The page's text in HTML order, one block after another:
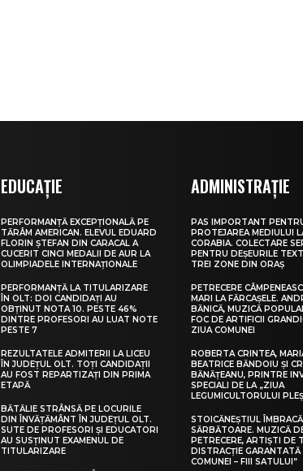
EDUCAȚIE
PERFORMANȚĂ EXCEPȚIONALĂ PE
TĂRÂM AMERICAN. ELEVUL EDUARD
FLORIN ȘTEFAN DIN CARACAL A
CUCERIT CINCI MEDALII DE AUR LA
OLIMPIADELE INTERNAȚIONALE
PERFORMANȚĂ LA TITULARIZARE
ÎN OLT: DOI CANDIDAȚI AU
OBȚINUT NOTA 10. PESTE 46%
DINTRE PROFESORI AU LUAT NOTE
PESTE 7
REZULTATELE ADMITERII LA LICEU
ÎN JUDEȚUL OLT. TOȚI CANDIDAȚII
AU FOST REPARTIZAȚI DIN PRIMA
ETAPĂ
BĂTĂLIE STRÂNSĂ PE LOCURILE
DIN ÎNVĂȚĂMÂNT ÎN JUDEȚUL OLT.
SUTE DE PROFESORI ȘI EDUCATORI
AU SUSȚINUT EXAMENUL DE
TITULARIZARE
ADMINISTRAȚIE
PAS IMPORTANT
PROTEJAREA MEDIULUI
CORABIA. COLECTARE
PENTRU DEȘEURILE
TREI ZONE DIN ORAȘ
PETRECERE
MARI LA FĂRCAȘELE.
BĂNICĂ, MUZICĂ
FOC DE ARTIFICII
ZIUA COMUNEI
ROBERTA CRINTEA,
BEATRICE BĂNDOIU ȘI
BĂNĂȚEANU, PRINTRE
SPECIALI DE LA „ZIUA
LEGUMICULTORULUI
STOICĂNEȘTIUL
SĂRBĂTOARE. MUZICĂ
PETRECERE, ARTIȘTI DE
DISTRACȚIE
COMUNEI – FIII SATULUI”